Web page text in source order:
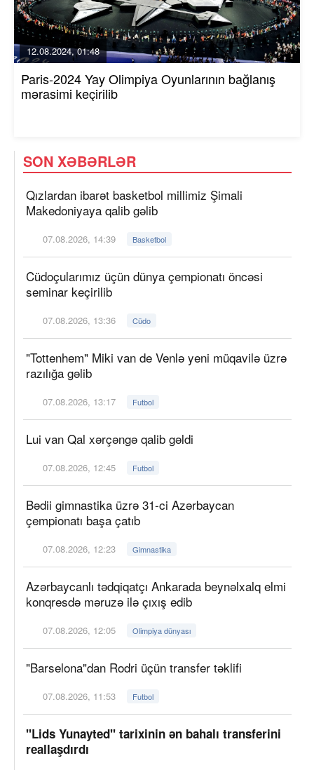
12.08.2024, 01:48
Paris-2024 Yay Olimpiya Oyunlarının bağlanış
mərasimi keçirilib
SON XƏBƏRLƏR
Qızlardan ibarət basketbol millimiz Şimali
Makedoniyaya qalib gəlib
07.08.2026, 14:39 Basketbol
Cüdoçularımız üçün dünya çempionatı öncəsi
seminar keçirilib
07.08.2026, 13:36 Cüdo
"Tottenhem" Miki van de Venlə yeni müqavilə üzrə
razılığa gəlib
07.08.2026, 13:17 Futbol
Lui van Qal xərçəngə qalib gəldi
07.08.2026, 12:45 Futbol
Bədii gimnastika üzrə 31-ci Azərbaycan
çempionatı başa çatıb
07.08.2026, 12:23 Gimnastika
Azərbaycanlı tədqiqatçı Ankarada beynəlxalq elmi
konqresdə məruzə ilə çıxış edib
07.08.2026, 12:05 Olimpiya dünyası
"Barselona"dan Rodri üçün transfer təklifi
07.08.2026, 11:53 Futbol
"Lids Yunayted" tarixinin ən bahalı transferini
reallaşdırdı